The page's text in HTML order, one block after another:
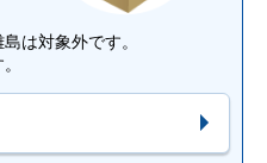
は対象外です。